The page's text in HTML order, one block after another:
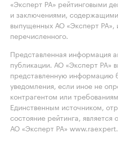
«Эксперт РА» рейтинговыми
и заключениями,
выпущенных АО «Эксперт РА»,
перечисленного.
Представленная информация
публикации. АО «Эксперт РА»
представленную информацию
уведомления, если иное не
контрагентом или
Единственным источником,
состояние рейтинга,
АО «Эксперт РА»